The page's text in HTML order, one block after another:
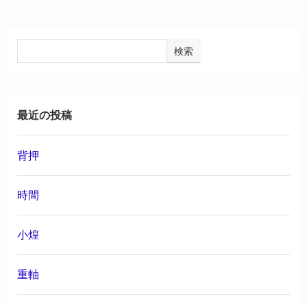
検索
最近の投稿
背押
時間
小煌
重軸